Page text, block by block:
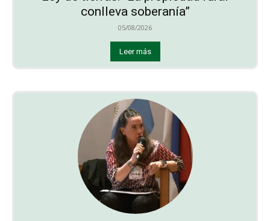
conlleva soberanía”
05/08/2026
Leer más